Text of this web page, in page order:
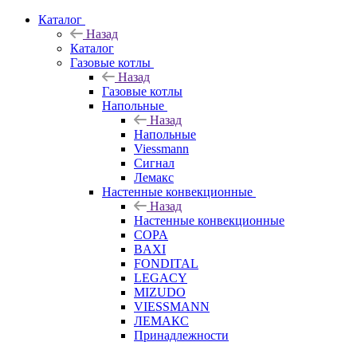
Каталог
Назад
Каталог
Газовые котлы
Назад
Газовые котлы
Напольные
Назад
Напольные
Viessmann
Сигнал
Лемакс
Настенные конвекционные
Назад
Настенные конвекционные
COPA
BAXI
FONDITAL
LEGACY
MIZUDO
VIESSMANN
ЛЕМАКС
Принадлежности